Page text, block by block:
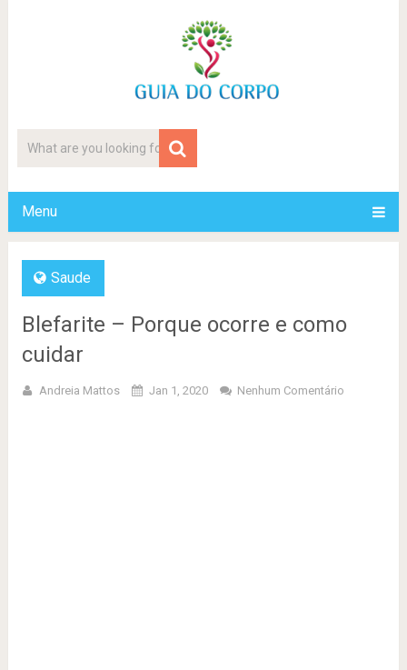
Menu
Saude
Blefarite – Porque ocorre e como
cuidar
Andreia Mattos Jan 1, 2020 Nenhum Comentário